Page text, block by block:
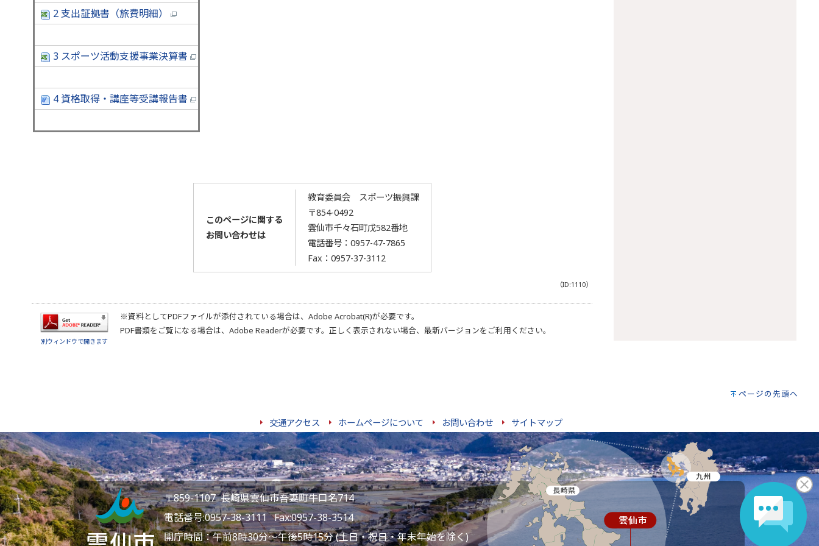
2 支出証拠書（旅費明細）
3 スポーツ活動支援事業決算書
4 資格取得・講座等受講報告書
このページに関する
お問い合わせは
教育委員会 スポーツ振興課
〒854-0492
雲仙市千々石町戊582番地
電話番号： 0957-47-7865
Fax：0957-37-3112
（ID:1110）
別ウィンドウで開きます
※資料としてPDFファイルが添付されている場合は、 Adobe Acrobat(R)が必要です。
PDF書類をご覧になる場合は、 Adobe Readerが必要です。正しく表示されない場合、最新バージョンをご利用ください。
ページの先頭へ
交通アクセス ホームページについて お問い合わせ サイトマップ
〒859-1107 長崎県雲仙市吾妻町牛口名714
電話番号:0957-38-3111Fax:0957-38-3514
開庁時間：午前8時30分～午後5時15分 (土日・祝日・年末年始を除く)